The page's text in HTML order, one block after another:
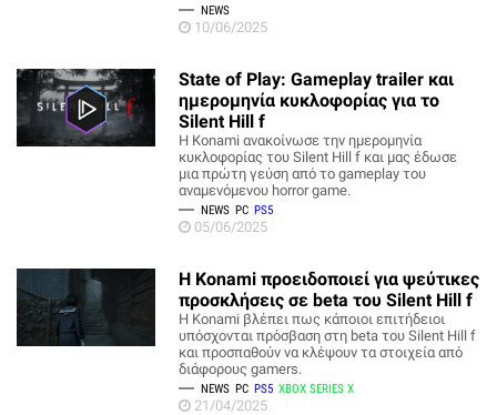
NEWS
10/06/2025
State of Play: Gameplay trailer και
ημερομηνία κυκλοφορίας για το
Silent Hill f
Η Konami ανακοίνωσε την ημερομηνία
κυκλοφορίας του Silent Hill f και μας έδωσε
μια πρώτη γεύση από το gameplay του
αναμενόμενου horror game.
NEWS PC PS5
05/06/2025
Η Konami προειδοποιεί για ψεύτικες
προσκλήσεις σε beta του Silent Hill f
Η Konami βλέπει πως κάποιοι επιτήδειοι
υπόσχονται πρόσβαση στη beta του Silent Hill f
και προσπαθούν να κλέψουν τα στοιχεία από
διάφορους gamers.
NEWS PC PS5 XBOX SERIES X
21/04/2025